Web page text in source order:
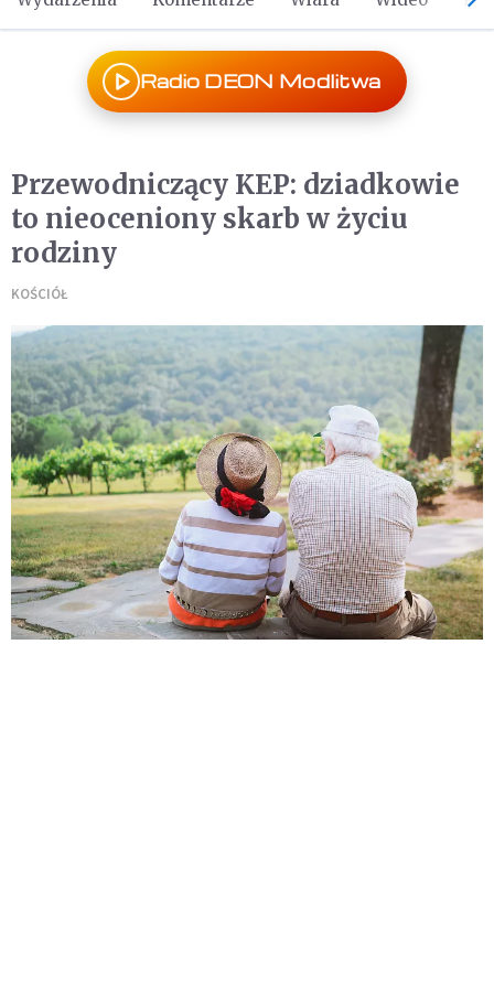
Radio DEON Modlitwa
Przewodniczący KEP: dziadkowie
to nieoceniony skarb w życiu
rodziny
KOŚCIÓŁ